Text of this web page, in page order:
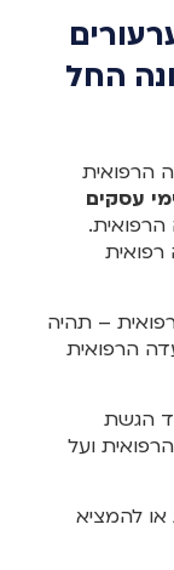
החל
הרפואית
– תהיה
הרפואית
הגשת
ועל
או להמציא